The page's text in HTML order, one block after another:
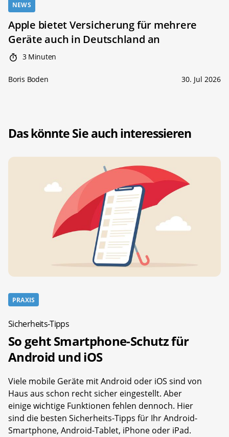
NEWS
Apple bietet Versicherung für mehrere
Geräte auch in Deutschland an
3 Minuten
Boris Boden 30. Jul 2026
Das könnte Sie auch interessieren
PRAXIS
Sicherheits-Tipps
So geht Smartphone-Schutz für
Android und iOS
Viele mobile Geräte mit Android oder iOS sind von
Haus aus schon recht sicher eingestellt. Aber
einige wichtige Funktionen fehlen dennoch. Hier
sind die besten Sicherheits-Tipps für Ihr Android-
Smartphone, Android-Tablet, iPhone oder iPad.